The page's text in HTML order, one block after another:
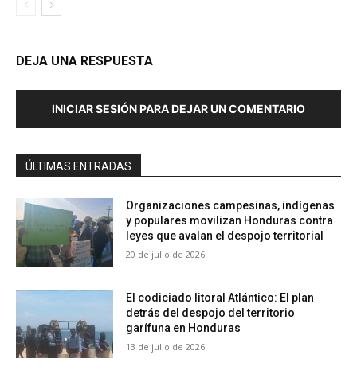
DEJA UNA RESPUESTA
INICIAR SESIÓN PARA DEJAR UN COMENTARIO
ÚLTIMAS ENTRADAS
Organizaciones campesinas, indígenas
y populares movilizan Honduras contra
leyes que avalan el despojo territorial
20 de julio de 2026
El codiciado litoral Atlántico: El plan
detrás del despojo del territorio
garífuna en Honduras
13 de julio de 2026